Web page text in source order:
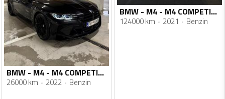
BMW - M4 - M4 COMPETITION
26000 km 2022 Benzin
BMW - M4 - M4 COMPETITION
124000 km 2021 Benzin